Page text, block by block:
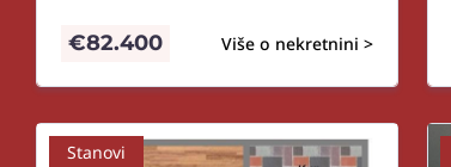
Više o nekretnini >
€82.400
Stanovi